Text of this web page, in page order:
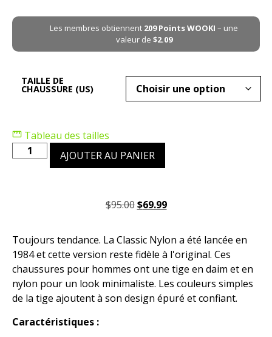
Les membres obtiennent 209Points WOOKI – une
valeur de $2.09
TAILLE DE
CHAUSSURE (US)
Tableau des tailles
AJOUTER AU PANIER
$95.00 $69.99
Toujours tendance. La Classic Nylon a été lancée en
1984 et cette version reste fidèle à l'original. Ces
chaussures pour hommes ont une tige en daim et en
nylon pour un look minimaliste. Les couleurs simples
de la tige ajoutent à son design épuré et confiant.
Caractéristiques :